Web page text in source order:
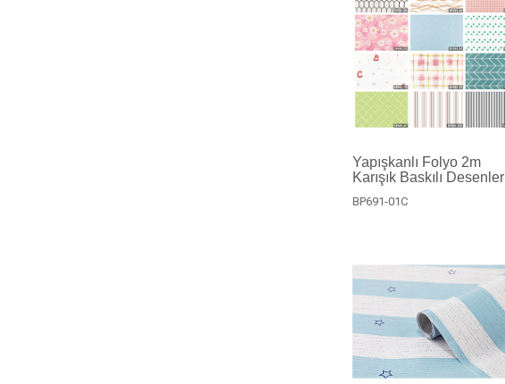
Yapışkanlı Folyo 2m
Karışık Baskılı Desenler
BP691-01C